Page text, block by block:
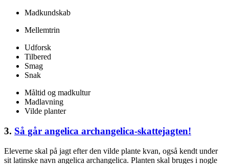
Madkundskab
Mellemtrin
Udforsk
Tilbered
Smag
Snak
Måltid og madkultur
Madlavning
Vilde planter
3. Så går angelica archangelica-skattejagten!
Eleverne skal på jagt efter den vilde plante kvan, også kendt under
sit latinske navn angelica archangelica. Planten skal bruges i nogle